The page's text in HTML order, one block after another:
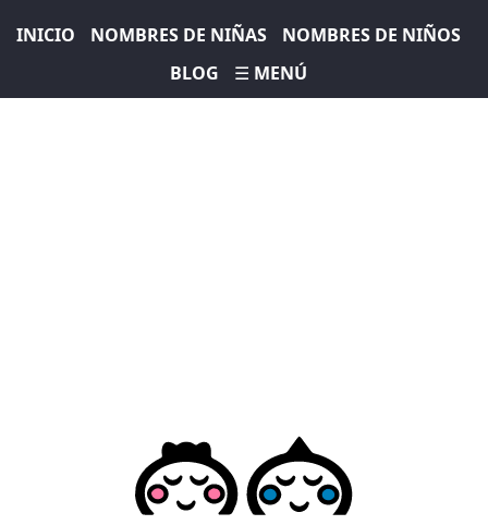
INICIO NOMBRES DE NIÑAS
NOMBRES DE NIÑOS
BLOG
☰ MENÚ